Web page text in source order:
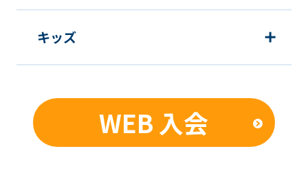
from
We
ask
that
キッズ
WEB 入会